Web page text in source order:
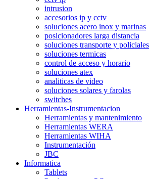
intrusion
accesorios ip y cctv
soluciones acero inox y marinas
posicionadores larga distancia
soluciones transporte y policiales
soluciones termicas
control de acceso y horario
soluciones atex
analiticas de video
soluciones solares y farolas
switches
Herramientas-Instrumentacion
Herramientas y mantenimiento
Herramientas WERA
Herramientas WIHA
Instrumentación
JBC
Informatica
Tablets